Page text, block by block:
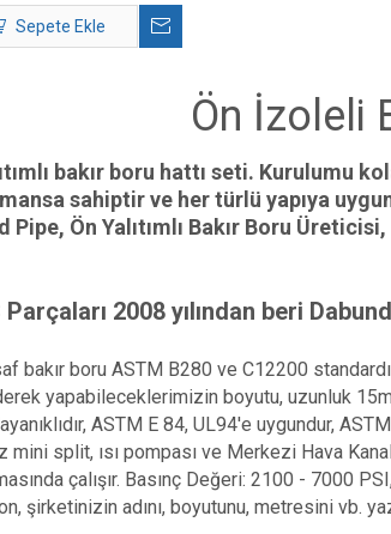
Sepete Ekle
Ön İzoleli
bakır boru hattı seti. Kurulumu
sahiptir ve her türlü yapıya
Pipe, Ön Yalıtımlı Bakır Boru
Parçaları 2008 yılından beri
bakır boru ASTM B280 ve C12200
yapabileceklerimizin boyutu, uzunluk
ASTM E 84, UL94'e uygundur,
mini split, ısı pompası ve Merkezi Hava
çalışır. Basınç Değeri: 2100 - 7000
şirketinizin adını, boyutunu, metresini vb.